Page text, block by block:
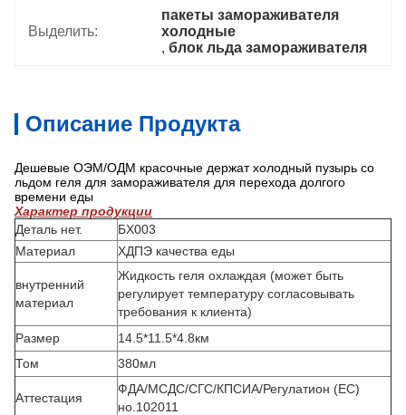
Выделить:
пакеты замораживателя
холодные
, блок льда замораживателя
Описание Продукта
Дешевые ОЭМ/ОДМ красочные держат холодный пузырь со
льдом геля для замораживателя для перехода долгого
времени еды
Характер продукции
Деталь нет.
БХ003
Материал
ХДПЭ качества еды
внутренний
материал
Жидкость геля охлаждая (может быть
регулирует температуру согласовывать
требования к клиента)
Размер
14.5*11.5*4.8км
Том
380мл
Аттестация
ФДА/МСДС/СГС/КПСИА/Регулатион (ЕС)
но.102011